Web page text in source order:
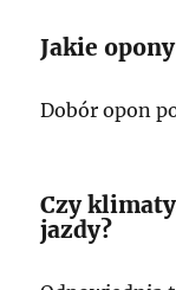
Jakie
Dobór opon
Czy
jazdy?